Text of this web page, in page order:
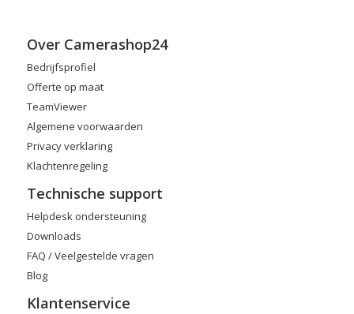
Over Camerashop24
Bedrijfsprofiel
Offerte op maat
TeamViewer
Algemene voorwaarden
Privacy verklaring
Klachtenregeling
Technische support
Helpdesk ondersteuning
Downloads
FAQ / Veelgestelde vragen
Blog
Klantenservice